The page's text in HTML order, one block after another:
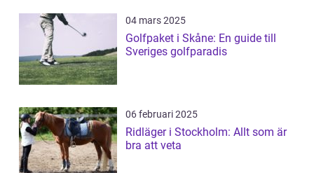
04 mars 2025
Golfpaket i Skåne: En guide till
Sveriges golfparadis
06 februari 2025
Ridläger i Stockholm: Allt som är
bra att veta